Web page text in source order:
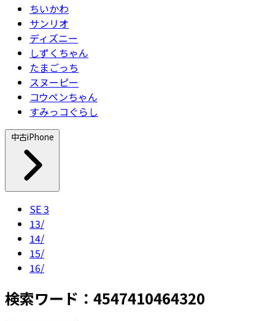
ちいかわ
サンリオ
ディズニー
しずくちゃん
たまごっち
スヌーピー
コウペンちゃん
すみっコぐらし
中古iPhone
SE 3
13/
14/
15/
16/
検索ワード：4547410464320